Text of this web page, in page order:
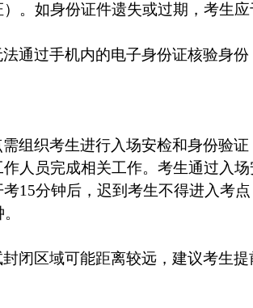
。如身份证件遗失或过期，考生应
通过手机内的电子身份证核验身
组织考生进行入场安检和身份验
人员完成相关工作。考生通过入
15分钟后，迟到考生不得进入考
闭区域可能距离较远，建议考生